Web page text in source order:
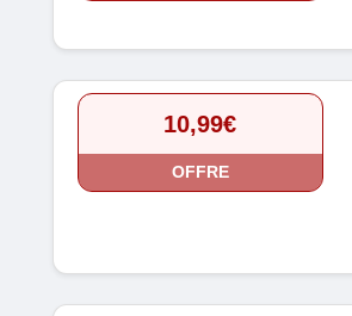
10,99€
OFFRE